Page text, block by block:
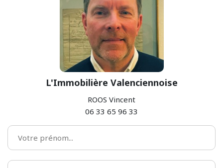
L'Immobilière Valenciennoise
ROOS Vincent
06 33 65 96 33